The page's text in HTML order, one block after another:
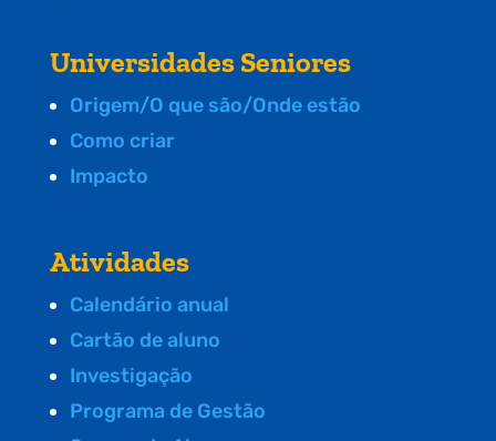
Universidades Seniores
Origem/O que são/Onde estão
Como criar
Impacto
Atividades
Calendário anual
Cartão de aluno
Investigação
Programa de Gestão